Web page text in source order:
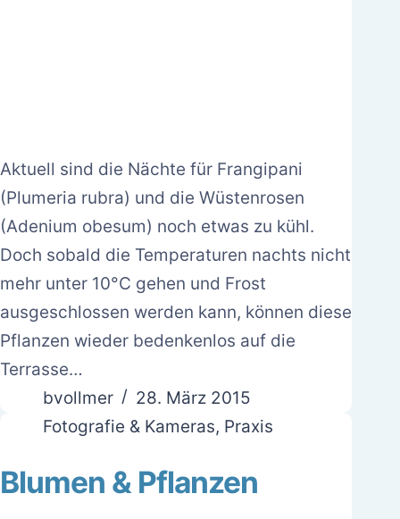
Aktuell sind die Nächte für Frangipani
(Plumeria rubra) und die Wüstenrosen
(Adenium obesum) noch etwas zu kühl.
Doch sobald die Temperaturen nachts nicht
mehr unter 10°C gehen und Frost
ausgeschlossen werden kann, können diese
Pflanzen wieder bedenkenlos auf die
Terrasse…
bvollmer
28. März 2015
Fotografie & Kameras, Praxis
Blumen & Pflanzen